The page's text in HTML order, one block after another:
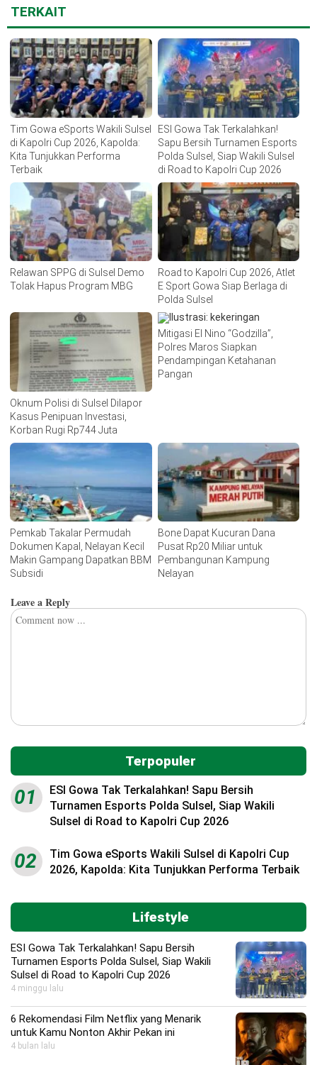
TERKAIT
Tim Gowa eSports Wakili Sulsel
di Kapolri Cup 2026, Kapolda:
Kita Tunjukkan Performa
Terbaik
ESI Gowa Tak Terkalahkan!
Sapu Bersih Turnamen Esports
Polda Sulsel, Siap Wakili Sulsel
di Road to Kapolri Cup 2026
Relawan SPPG di Sulsel Demo
Tolak Hapus Program MBG
Road to Kapolri Cup 2026, Atlet
E Sport Gowa Siap Berlaga di
Polda Sulsel
Oknum Polisi di Sulsel Dilapor
Kasus Penipuan Investasi,
Korban Rugi Rp744 Juta
Mitigasi El Nino “Godzilla”,
Polres Maros Siapkan
Pendampingan Ketahanan
Pangan
Pemkab Takalar Permudah
Dokumen Kapal, Nelayan Kecil
Makin Gampang Dapatkan BBM
Subsidi
Bone Dapat Kucuran Dana
Pusat Rp20 Miliar untuk
Pembangunan Kampung
Nelayan
Leave a Reply
Terpopuler
01
ESI Gowa Tak Terkalahkan! Sapu Bersih
Turnamen Esports Polda Sulsel, Siap Wakili
Sulsel di Road to Kapolri Cup 2026
02
Tim Gowa eSports Wakili Sulsel di Kapolri Cup
2026, Kapolda: Kita Tunjukkan Performa Terbaik
Lifestyle
ESI Gowa Tak Terkalahkan! Sapu Bersih
Turnamen Esports Polda Sulsel, Siap Wakili
Sulsel di Road to Kapolri Cup 2026
4 minggu lalu
6 Rekomendasi Film Netflix yang Menarik
untuk Kamu Nonton Akhir Pekan ini
4 bulan lalu